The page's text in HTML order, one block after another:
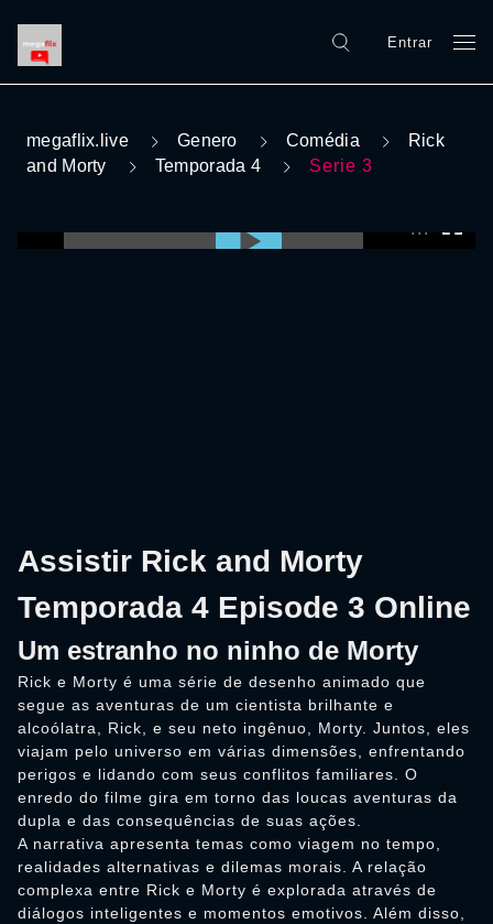
Entrar
megaflix.live Genero Comédia
Rick
and Morty
Temporada 4 Serie 3
Assistir Rick and Morty
Temporada 4 Episode 3 Online
Um estranho no ninho de Morty
Rick e Morty é uma série de desenho animado que
segue as aventuras de um cientista brilhante e
alcoólatra, Rick, e seu neto ingênuo, Morty. Juntos, eles
viajam pelo universo em várias dimensões, enfrentando
perigos e lidando com seus conflitos familiares. O
enredo do filme gira em torno das loucas aventuras da
dupla e das consequências de suas ações.
A narrativa apresenta temas como viagem no tempo,
realidades alternativas e dilemas morais. A relação
complexa entre Rick e Morty é explorada através de
diálogos inteligentes e momentos emotivos. Além disso,